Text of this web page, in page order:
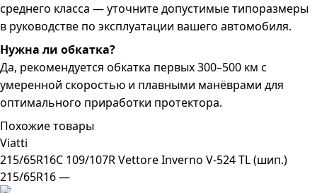
среднего класса — уточните допустимые типоразмеры
в руководстве по эксплуатации вашего автомобиля.
Нужна ли обкатка?
Да, рекомендуется обкатка первых 300–500 км с
умеренной скоростью и плавными манёврами для
оптимального приработки протектора.
Похожие товары
Viatti
215/65R16C 109/107R Vettore Inverno V-524 TL (шип.)
215/65R16 —